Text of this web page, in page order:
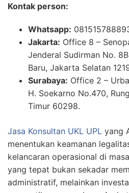
Kontak person:
Whatsapp:
Jakarta: Office 8 –
Jenderal Sudirman No.
Baru, Jakarta Selatan
Surabaya: Office 2 –
H. Soekarno No.470,
Timur 60298.
Jasa Konsultan UKL UPL yang
menentukan keamanan
kelancaran operasional di
yang tepat bukan sekadar
administratif, melainkan